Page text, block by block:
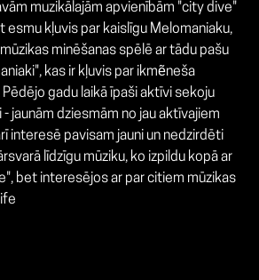
muzikālajām apvienībām "city dive"
esmu kļuvis par kaislīgu Melomaniaku,
minēšanas spēlē ar tādu pašu
kas ir kļuvis par ikmẽneša
gadu laikā īpaši aktīvi sekoju
- jaunām dziesmām no jau aktīvajiem
interesē pavisam jauni un nedzirdēti
līdzīgu mūziku, ko izpildu kopā ar
bet interesējos ar par citiem mūzikas